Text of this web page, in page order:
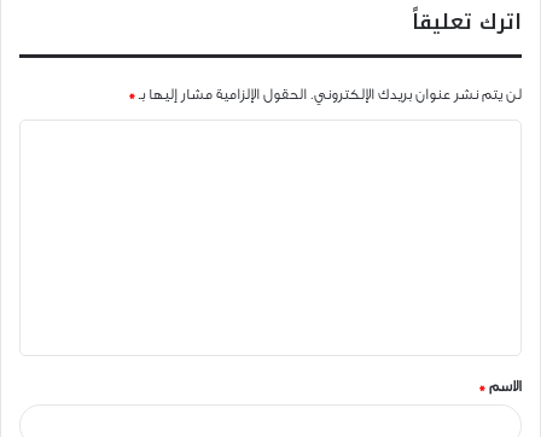
اترك تعليقاً
لن يتم نشر عنوان بريدك الإلكتروني. الحقول الإلزامية مشار إليها بـ*
ق
*الاسم *